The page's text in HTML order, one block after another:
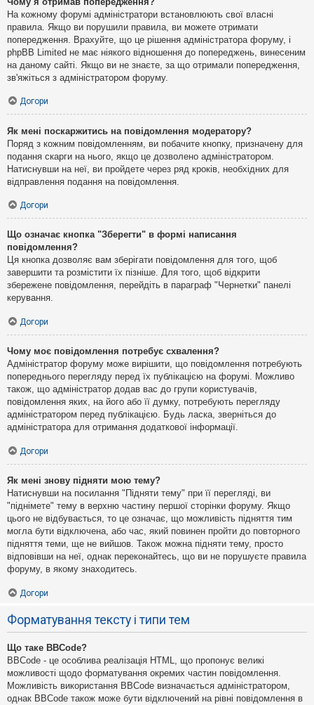
На кожному форумі адміністратори встановлюють свої власні
правила. Якщо ви порушили правила, ви можете отримати
попередження. Врахуйте, що це рішення адміністратора форуму, і
phpBB Limited не має ніякого відношення до попереджень, винесеним
на даному сайті. Якщо ви не знаєте, за що отримали попередження,
зв'яжіться з адміністратором форуму.
Догори
Як мені поскаржитись на повідомлення модератору?
Поряд з кожним повідомленням, ви побачите кнопку, призначену для
подання скарги на нього, якщо це дозволено адміністратором.
Натиснувши на неї, ви пройдете через ряд кроків, необхідних для
відправлення подання на повідомлення.
Догори
Що означає кнопка "Зберегти" в формі написання
повідомлення?
Ця кнопка дозволяє вам зберігати повідомлення для того, щоб
завершити та розмістити їх пізніше. Для того, щоб відкрити
збережене повідомлення, перейдіть в параграф "Чернетки" панелі
керування.
Догори
Чому моє повідомлення потребує схвалення?
Адміністратор форуму може вирішити, що повідомлення потребують
попереднього перегляду перед їх публікацією на форумі. Можливо
також, що адміністратор додав вас до групи користувачів,
повідомлення яких, на його або її думку, потребують перегляду
адміністратором перед публікацією. Будь ласка, зверніться до
адміністратора для отримання додаткової інформації.
Догори
Як мені знову підняти мою тему?
Натиснувши на посилання "Підняти тему" при її перегляді, ви
"піднімете" тему в верхню частину першої сторінки форуму. Якщо
цього не відбувається, то це означає, що можливість підняття тим
могла бути відключена, або час, який повинен пройти до повторного
підняття теми, ще не вийшов. Також можна підняти тему, просто
відповівши на неї, однак переконайтесь, що ви не порушуєте правила
форуму, в якому знаходитесь.
Догори
Форматування тексту і типи тем
Що таке BBCode?
BBCode - це особлива реалізація HTML, що пропонує великі
можливості щодо форматування окремих частин повідомлення.
Можливість використання BBCode визначається адміністратором,
однак BBCode також може бути відключений на рівні повідомлення в